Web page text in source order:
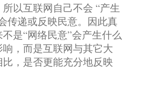
以互联网自己不会 “产生
传递或反映民意。因此真
是“网络民意”会产生什么
，而是互联网与其它大
，是否更能充分地反映